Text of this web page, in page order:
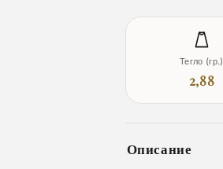
Тегло (гр.)
2,88
Описание